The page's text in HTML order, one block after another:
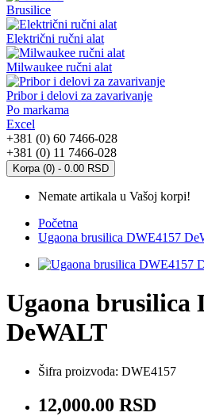
Brusilice
Električni ručni alat
Milwaukee ručni alat
Pribor i delovi za zavarivanje
Po markama
Excel
+381 (0) 60 7466-028
+381 (0) 11 7466-028
Korpa (0) - 0.00 RSD
Nemate artikala u Vašoj korpi!
Početna
Ugaona brusilica DWE4157
Ugaona brusilica
DeWALT
Šifra proizvoda: DWE4157
12,000.00 RSD